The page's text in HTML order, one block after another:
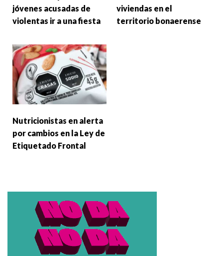
jóvenes acusadas de
violentas ir a una fiesta
viviendas en el
territorio bonaerense
Nutricionistas en alerta
por cambios en la Ley de
Etiquetado Frontal